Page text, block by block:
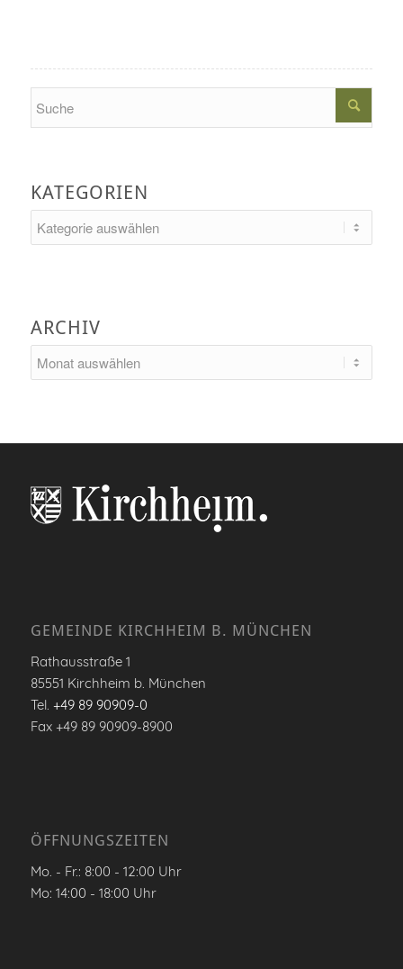
KATEGORIEN
ARCHIV
GEMEINDE KIRCHHEIM B. MÜNCHEN
Rathausstraße 1
85551 Kirchheim b. München
Tel. +49 89 90909-0
Fax +49 89 90909-8900
ÖFFNUNGSZEITEN
Mo. - Fr.: 8:00 - 12:00 Uhr
Mo: 14:00 - 18:00 Uhr